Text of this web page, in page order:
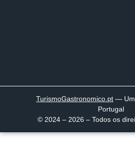
TurismoGastronomico .pt — Um
Portugal
© 2024 – 2026 – Todos os